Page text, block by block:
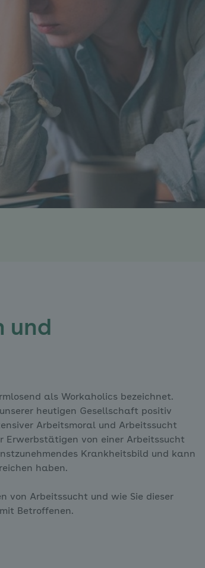
und
als Workaholics bezeichnet.
heutigen Gesellschaft positiv
Arbeitsmoral und Arbeitssucht
Erwerbstätigen von einer Arbeitssucht
Krankheitsbild und kann
haben.
von Arbeitssucht und wie Sie dieser
Betroffenen.